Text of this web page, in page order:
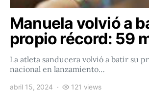
Manuela volvió a
propio récord: 59
La atleta sanducera volvió a batir su
nacional en lanzamiento…
abril 15, 2024 121 views